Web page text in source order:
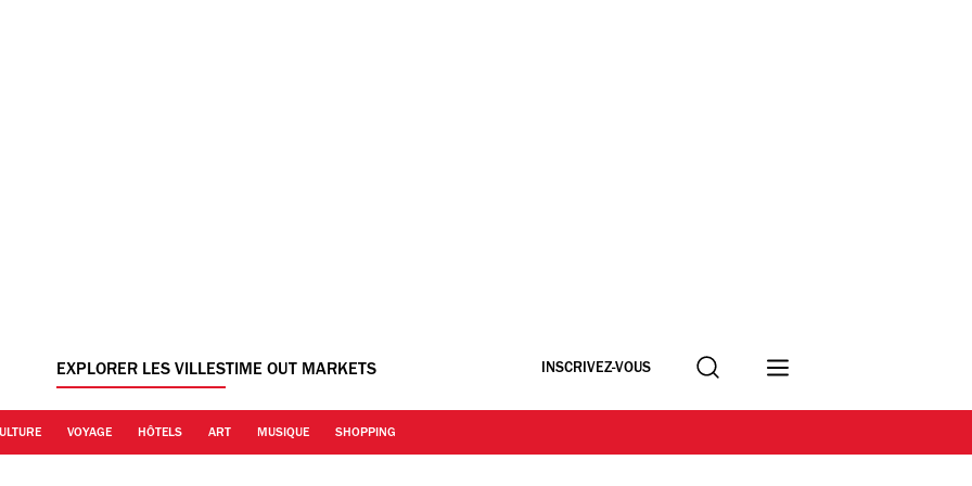
EXPLORER LES VILLESTIME OUT MARKETS INSCRIVEZ-VOUS Recherche
VOYAGE HÔTELS ART MUSIQUE SHOPPING